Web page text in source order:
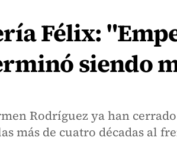
Félix:
siendo
Rodríguez ya han
más de cuatro décadas al